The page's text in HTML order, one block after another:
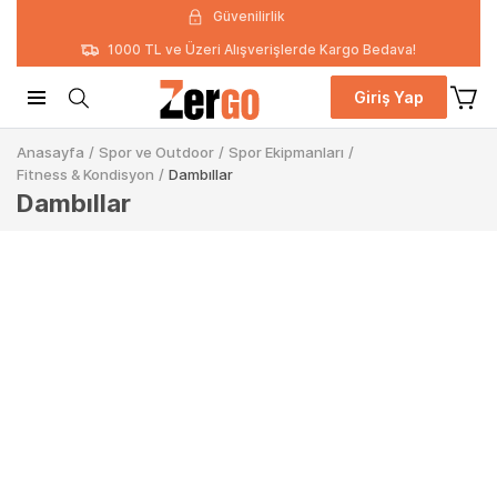
Güvenilirlik
1000 TL ve Üzeri Alışverişlerde Kargo Bedava!
Giriş Yap
Anasayfa / Spor ve Outdoor / Spor Ekipmanları /
Fitness & Kondisyon / Dambıllar
Dambıllar